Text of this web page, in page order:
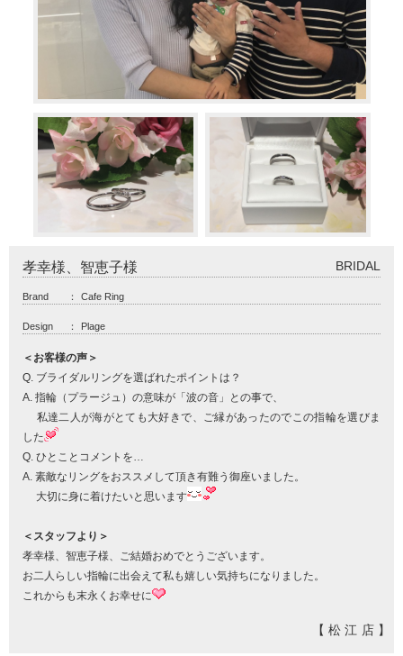
孝幸様、智恵子様 BRIDAL
Brand ： Cafe Ring
Design ： Plage
＜お客様の声＞
Q. ブライダルリングを選ばれたポイントは？
A. 指輪（プラージュ）の意味が「波の音」との事で、
私達二人が海がとても大好きで、ご縁があったのでこの指輪を選びま
した
Q. ひとことコメントを…
A. 素敵なリングをおススメして頂き有難う御座いました。
大切に身に着けたいと思います
＜スタッフより＞
孝幸様、智恵子様、ご結婚おめでとうございます。
お二人らしい指輪に出会えて私も嬉しい気持ちになりました。
これからも末永くお幸せに
【松江店】